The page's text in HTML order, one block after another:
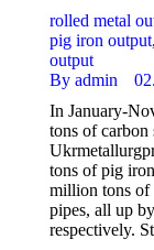
rolled metal
pig iron output,
output
By admin
In January-
tons of
tons of pig
million tons of
pipes, all up
respectively.